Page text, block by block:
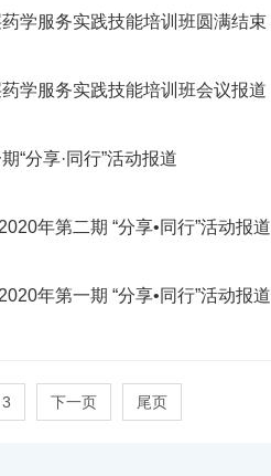
学服务实践技能培训班圆满结束
学服务实践技能培训班会议报道
“分享·同行”活动报道
年第二期 “分享•同行”活动报道
年第一期 “分享•同行”活动报道
3 下一页 尾页